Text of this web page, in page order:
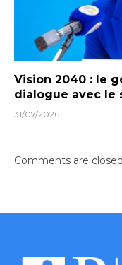
Vision 2040 : le
dialogue avec le
31/07/2026
Comments are